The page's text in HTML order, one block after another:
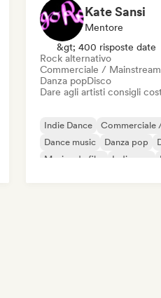
Kate Sansi
Mentore
&gt; 400 risposte date
Rock alternativo
Commerciale / Mainstream
Danza popDisco
Dare agli artisti consigli
Indie Dance
Commerciale
Dance music
Danza pop
Musica da film
Indie pop